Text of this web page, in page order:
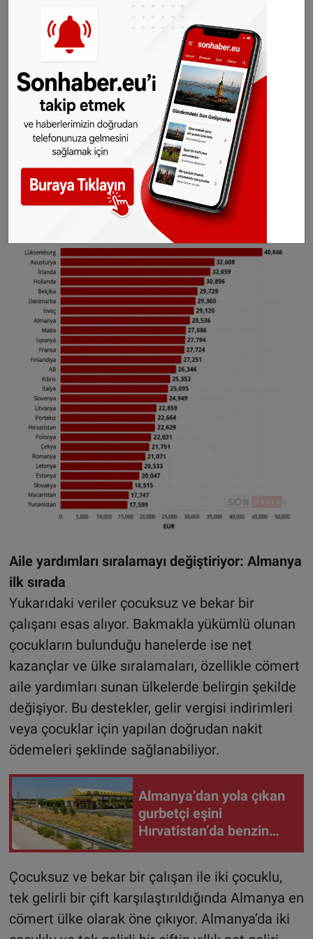
hesaplamada Lüksemburg 40 bin 846 euro ile
listenin ilk sırasında yer alıyor. İkinci sırada 32
bin 608 euro ile Avusturya, üçüncü sırada ise 32
bin 59 euro ile İrlanda bulunuyor. Hollanda 30
bin 896 euro ile dördüncü, Belçika ise 29 bin
729 euro ile beşinci sırada yer alıyor.
Almanya 28 bin 536 euro ile bu listenin
sekizincisi olurken, Fransa 27 bin 724 euro ile
11. sırada bulunuyor.
Aile yardımları sıralamayı değiştiriyor: Almanya
ilk sırada
Yukarıdaki veriler çocuksuz ve bekar bir
çalışanı esas alıyor. Bakmakla yükümlü olunan
çocukların bulunduğu hanelerde ise net
kazançlar ve ülke sıralamaları, özellikle cömert
aile yardımları sunan ülkelerde belirgin şekilde
değişiyor. Bu destekler, gelir vergisi indirimleri
veya çocuklar için yapılan doğrudan nakit
ödemeleri şeklinde sağlanabiliyor.
Almanya’dan yola çıkan
gurbetçi eşini
Hırvatistan’da benzin
Çocuksuz ve bekar bir çalışan ile iki çocuklu,
tek gelirli bir çift karşılaştırıldığında Almanya en
cömert ülke olarak öne çıkıyor. Almanya’da iki